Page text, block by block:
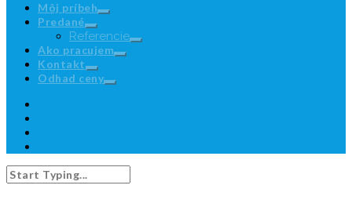
Môj príbeh
Predané
Referencie
Ako pracujem
Kontakt
Odhad ceny